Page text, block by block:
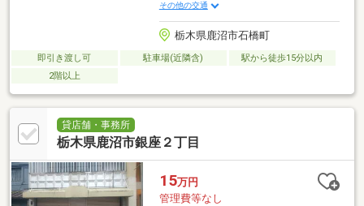
その他の交通
栃木県鹿沼市石橋町
即引き渡し可 駐車場(近隣含)
駅から徒歩15分以内
2階以上
貸店舗・事務所
栃木県鹿沼市銀座２丁目
15万円
管理費等なし